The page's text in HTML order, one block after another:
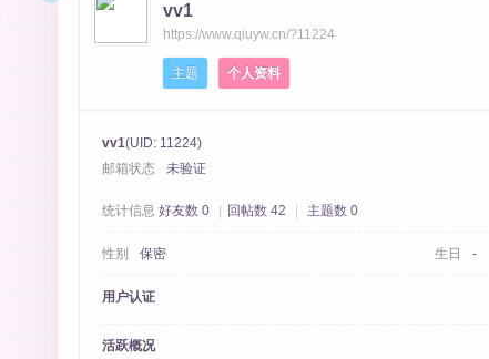
vv1
https://www.qiuyw.cn/?11224
主题 个人资料
vv1(UID: 11224)
邮箱状态
未验证
统计信息 好友数 0 回帖数 42 主题数 0
性别 保密 生日 -
用户认证
活跃概况